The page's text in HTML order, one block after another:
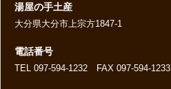
湯屋の手土産
大分県大分市上宗方1847-1
電話番号
TEL 097-594-1232 FAX 097-594-1233